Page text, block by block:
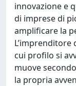
innovazione e
di imprese di
amplificare la
L’imprenditore
cui profilo si
muove
la propria